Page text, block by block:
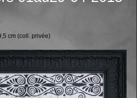
cm (coll. privée)